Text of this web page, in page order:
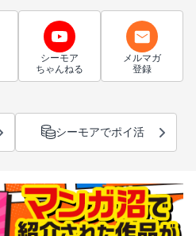
シーモア
ちゃんねる
メルマガ
登録
シーモアでポイ活